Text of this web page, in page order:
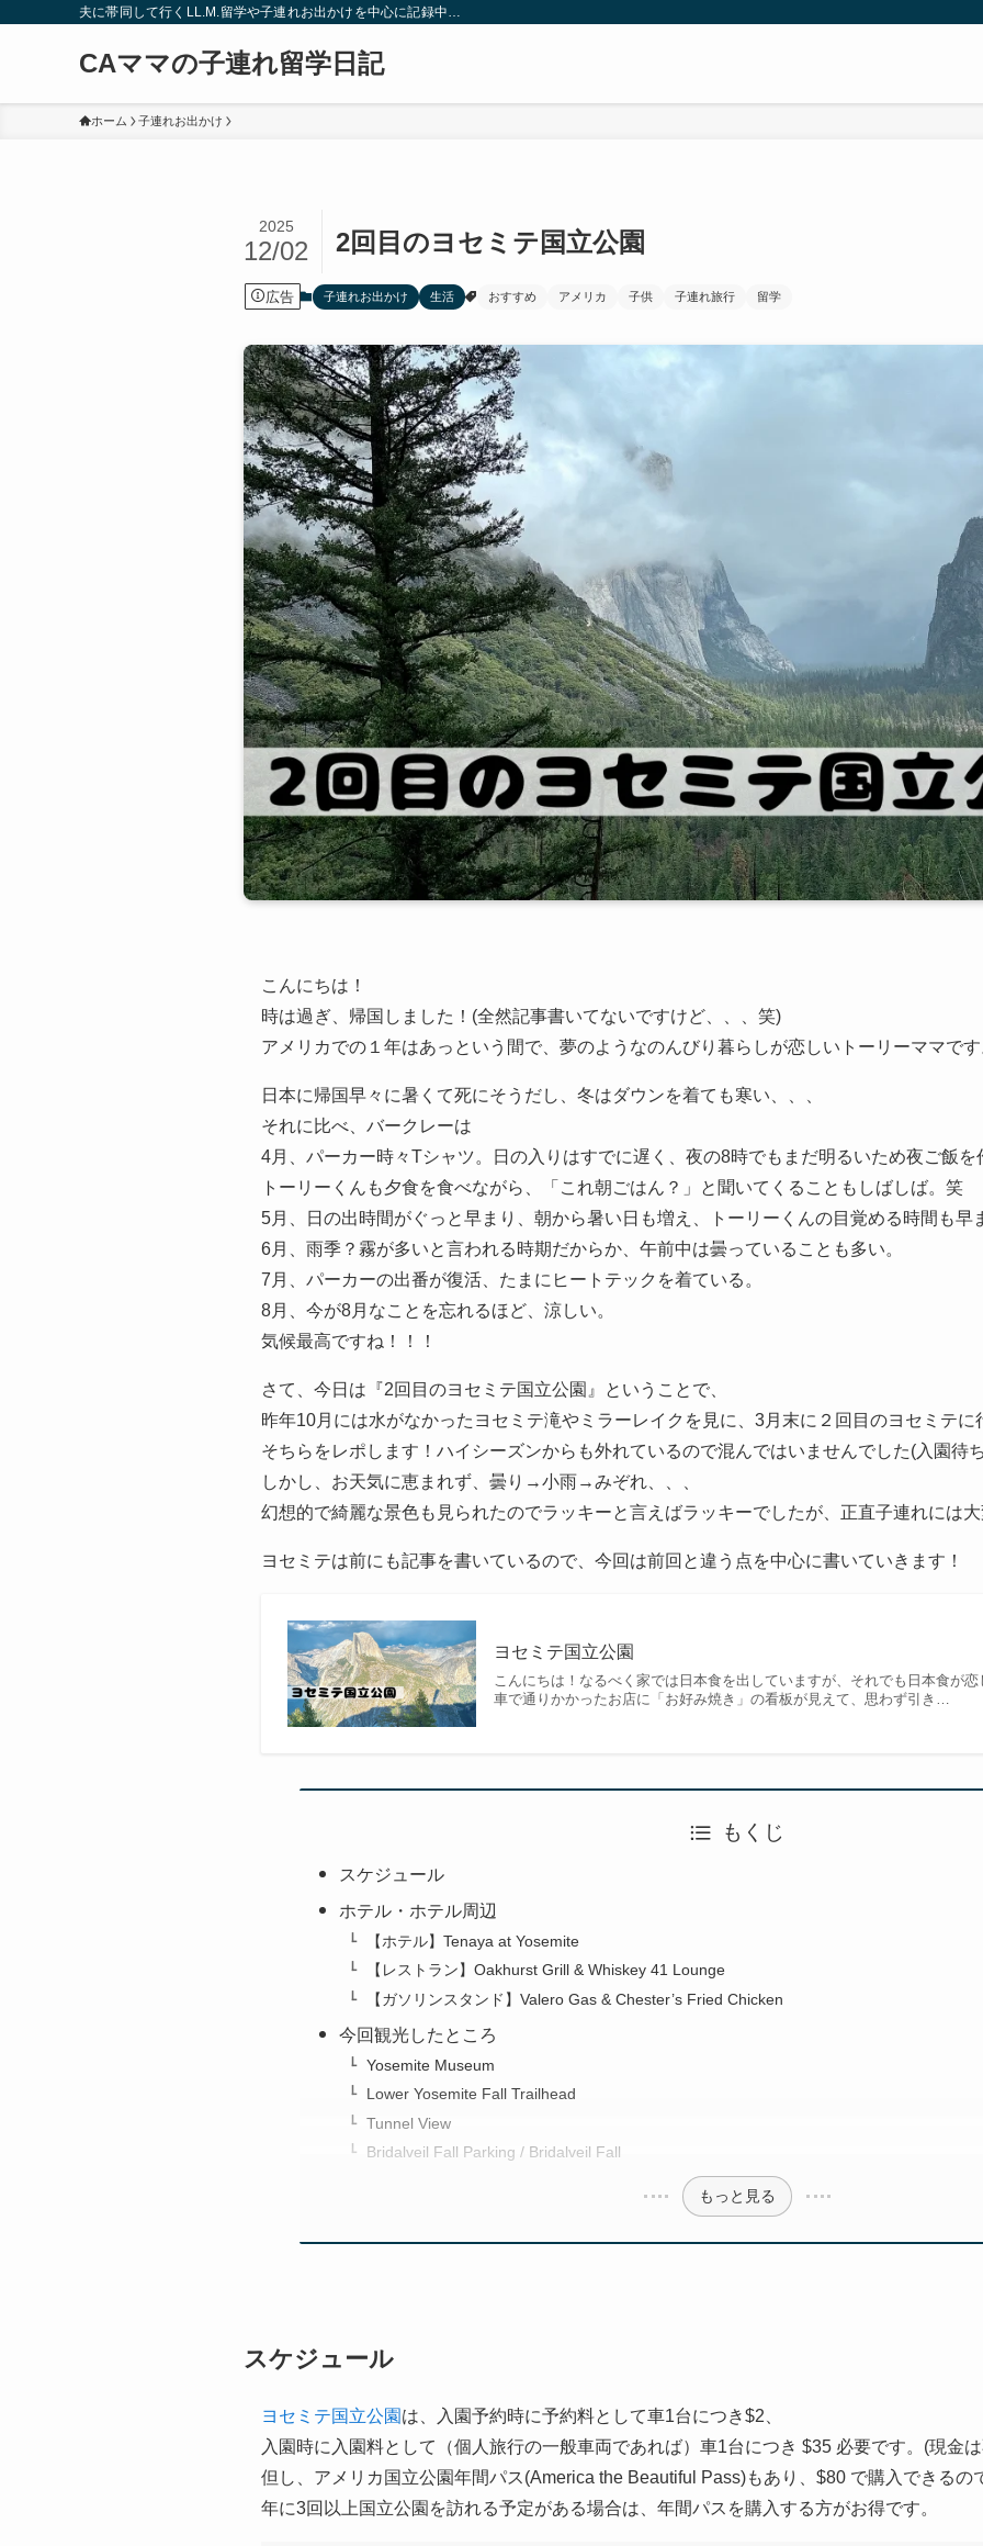
夫に帯同して行くLL.M.留学や子連れお出かけを中心に記録中…
CAママの子連れ留学日記
ホーム 子連れお出かけ
2回目のヨセミテ国立公園
2025
12/02
広告 子連れお出かけ 生活 おすすめ アメリカ 子供 子連れ旅行 留学
こんにちは！
時は過ぎ、帰国しました！(全然記事書いてないですけど、、、笑)
アメリカでの１年はあっという間で、夢のようなのんびり暮らしが恋しいトーリーママで
日本に帰国早々に暑くて死にそうだし、冬はダウンを着ても寒い、、、
それに比べ、バークレーは
4月、パーカー時々Tシャツ。日の入りはすでに遅く、夜の8時でもまだ明るいため夜ご飯
トーリーくんも夕食を食べながら、「これ朝ごはん？」と聞いてくることもしばしば。笑
5月、日の出時間がぐっと早まり、朝から暑い日も増え、トーリーくんの目覚める時間も早
6月、雨季？霧が多いと言われる時期だからか、午前中は曇っていることも多い。
7月、パーカーの出番が復活、たまにヒートテックを着ている。
8月、今が8月なことを忘れるほど、涼しい。
気候最高ですね！！！
さて、今日は『2回目のヨセミテ国立公園』ということで、
昨年10月には水がなかったヨセミテ滝やミラーレイクを見に、3月末に２回目のヨセミテに
そちらをレポします！ハイシーズンからも外れているので混んではいませんでした(入園待
しかし、お天気に恵まれず、曇り→小雨→みぞれ、、、
幻想的で綺麗な景色も見られたのでラッキーと言えばラッキーでしたが、正直子連れには
ヨセミテは前にも記事を書いているので、今回は前回と違う点を中心に書いていきます！
ヨセミテ国立公園
こんにちは！なるべく家では日本食を出していますが、それでも日本食が
車で通りかかったお店に「お好み焼き」の看板が見えて、思わず引き…
もくじ
スケジュール
ホテル・ホテル周辺
【ホテル】Tenaya at Yosemite
【レストラン】Oakhurst Grill & Whiskey 41 Lounge
【ガソリンスタンド】Valero Gas & Chester’s Fried Chicken
今回観光したところ
Yosemite Museum
Lower Yosemite Fall Trailhead
Tunnel View
Bridalveil Fall Parking / Bridalveil Fall
もっと見る
スケジュール
ヨセミテ国立公園 は、入園予約時に予約料として車1台につき$2、
入園時に入園料として（個人旅行の一般車両であれば）車1台につき $35 必要です。(現金
但し、アメリカ国立公園年間パス(America the Beautiful Pass)もあり、$80 で購入できるの
年に3回以上国立公園を訪れる予定がある場合は、年間パスを購入する方がお得です。